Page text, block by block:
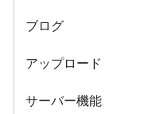
ブログ
アップロード
サーバー機能